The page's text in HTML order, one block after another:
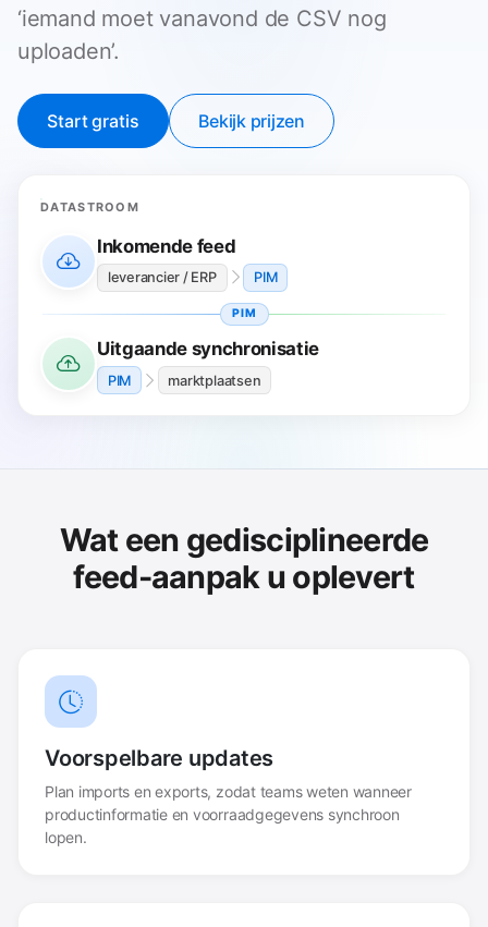
‘iemand moet vanavond de CSV nog
uploaden’.
Start gratis Bekijk prijzen
DATASTROOM
Inkomende feed
leverancier / ERP PIM
PIM
Uitgaande synchronisatie
PIM marktplaatsen
Wat een gedisciplineerde
feed-aanpak u oplevert
Voorspelbare updates
Plan imports en exports, zodat teams weten wanneer
productinformatie en voorraadgegevens synchroon
lopen.